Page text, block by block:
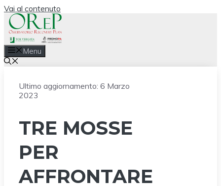
Vai al contenuto
Menu
Ultimo aggiornamento: 6 Marzo
2023
TRE MOSSE
PER
AFFRONTARE